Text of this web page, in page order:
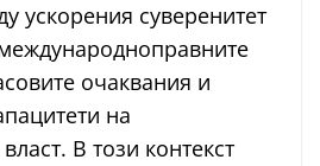
ускорения суверенитет
очаквания и
на
В този контекст